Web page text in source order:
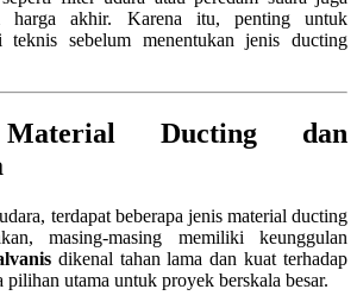
harga akhir. Karena itu, penting untuk
teknis sebelum menentukan jenis ducting
Ducting dan
terdapat beberapa jenis material ducting
masing-masing memiliki keunggulan
dikenal tahan lama dan kuat terhadap
utama untuk proyek berskala besar.